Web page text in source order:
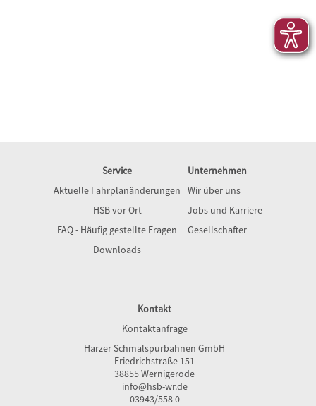
Service
Aktuelle Fahrplanänderungen
HSB vor Ort
FAQ - Häufig gestellte Fragen
Downloads
Unternehmen
Wir über uns
Jobs und Karriere
Gesellschafter
Kontakt
Kontaktanfrage
Harzer Schmalspurbahnen GmbH
Friedrichstraße 151
38855 Wernigerode
info@hsb-wr.de
03943/558 0